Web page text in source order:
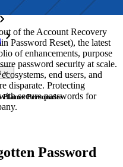
Personales
of the Account Recovery
Password Reset), the latest
of enhancements, purpose
password security at scale.
end users, and
disparate. Protecting
secure passwords for
Password